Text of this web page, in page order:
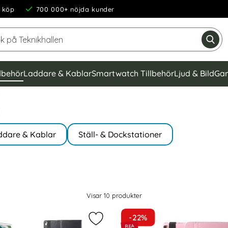
köp 700 000+ nöjda kunder
Laddare & KablarSmartwatch TillbehörLjud & Bild
& Kablar Ställ- & Dockstationer
Visar 10 produkter
(2015/2017) - 360° Rotation Fodral - Brun som favorit
Markera iPad Pro 12.9 (2015/
-22%